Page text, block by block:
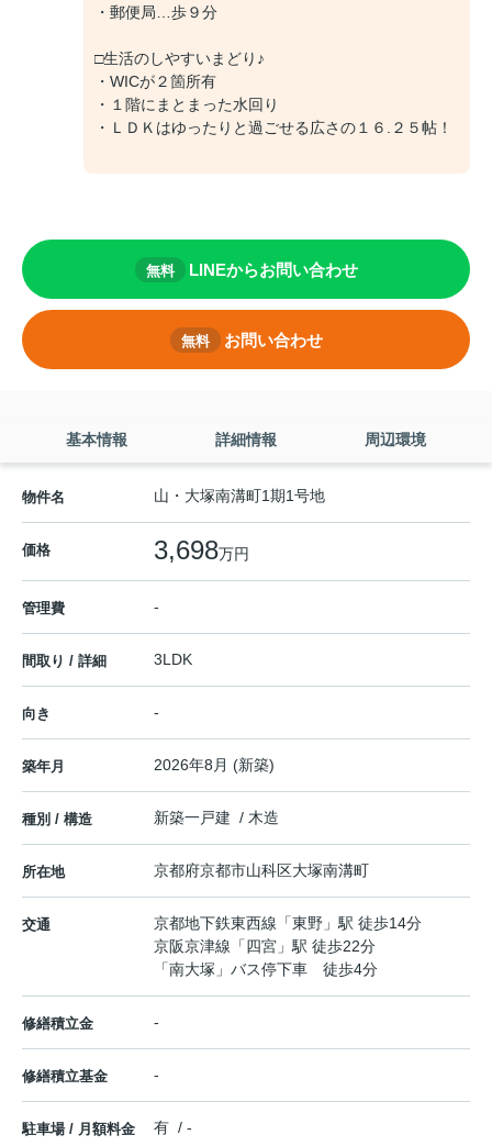
・郵便局…歩９分
□生活のしやすいまどり♪
・WICが２箇所有
・１階にまとまった水回り
・ＬＤＫはゆったりと過ごせる広さの１６.２５帖！
無料 LINEからお問い合わせ
無料 お問い合わせ
基本情報 詳細情報 周辺環境
物件名 山・大塚南溝町1期1号地
価格 3,698万円
管理費 -
間取り / 詳細 3LDK
向き -
築年月 2026年8月 (新築)
種別 / 構造 新築一戸建 / 木造
所在地 京都府京都市山科区大塚南溝町
交通 京都地下鉄東西線 「東野 」駅 徒歩14分
京阪京津線 「四宮 」駅 徒歩22分
「南大塚」バス停下車 徒歩4分
修繕積立金 -
修繕積立基金 -
駐車場 / 月額料金 有 / -